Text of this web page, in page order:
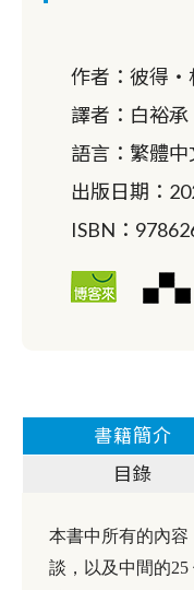
作者：彼得‧
譯者： 白裕承
語言： 繁體中
出版日期：
ISBN：
書籍簡介
目錄
本書中所有的內
談，以及中間的